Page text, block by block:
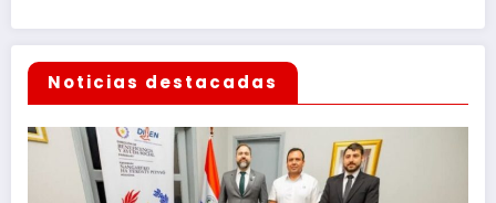
Noticias destacadas